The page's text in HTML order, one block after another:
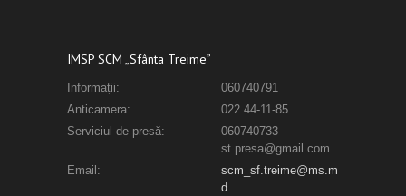
IMSP SCM „Sfânta Treime”
Informații:
060740791
Anticamera:
022 44-11-85
Serviciul de presă:
060740733
st.presa@gmail.com
Email:
scm_sf.treime@ms.m
d